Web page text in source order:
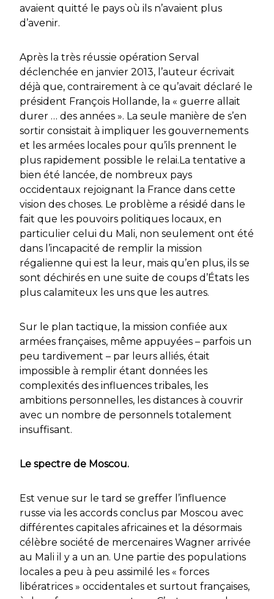
avaient quitté le pays où ils n’avaient plus
d’avenir.
Après la très réussie opération Serval
déclenchée en janvier 2013, l’auteur écrivait
déjà que, contrairement à ce qu’avait déclaré le
président François Hollande, la « guerre allait
durer … des années ». La seule manière de s’en
sortir consistait à impliquer les gouvernements
et les armées locales pour qu’ils prennent le
plus rapidement possible le relai.La tentative a
bien été lancée, de nombreux pays
occidentaux rejoignant la France dans cette
vision des choses. Le problème a résidé dans le
fait que les pouvoirs politiques locaux, en
particulier celui du Mali, non seulement ont été
dans l’incapacité de remplir la mission
régalienne qui est la leur, mais qu’en plus, ils se
sont déchirés en une suite de coups d’États les
plus calamiteux les uns que les autres.
Sur le plan tactique, la mission confiée aux
armées françaises, même appuyées – parfois un
peu tardivement – par leurs alliés, était
impossible à remplir étant données les
complexités des influences tribales, les
ambitions personnelles, les distances à couvrir
avec un nombre de personnels totalement
insuffisant.
Le spectre de Moscou.
Est venue sur le tard se greffer l’influence
russe via les accords conclus par Moscou avec
différentes capitales africaines et la désormais
célèbre société de mercenaires Wagner arrivée
au Mali il y a un an. Une partie des populations
locales a peu à peu assimilé les « forces
libératrices » occidentales et surtout françaises,